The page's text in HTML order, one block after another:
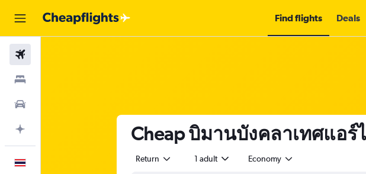
Find flights Deals
Cheap บิมานบังคลาเทศแอร์
Return 1 adult Economy